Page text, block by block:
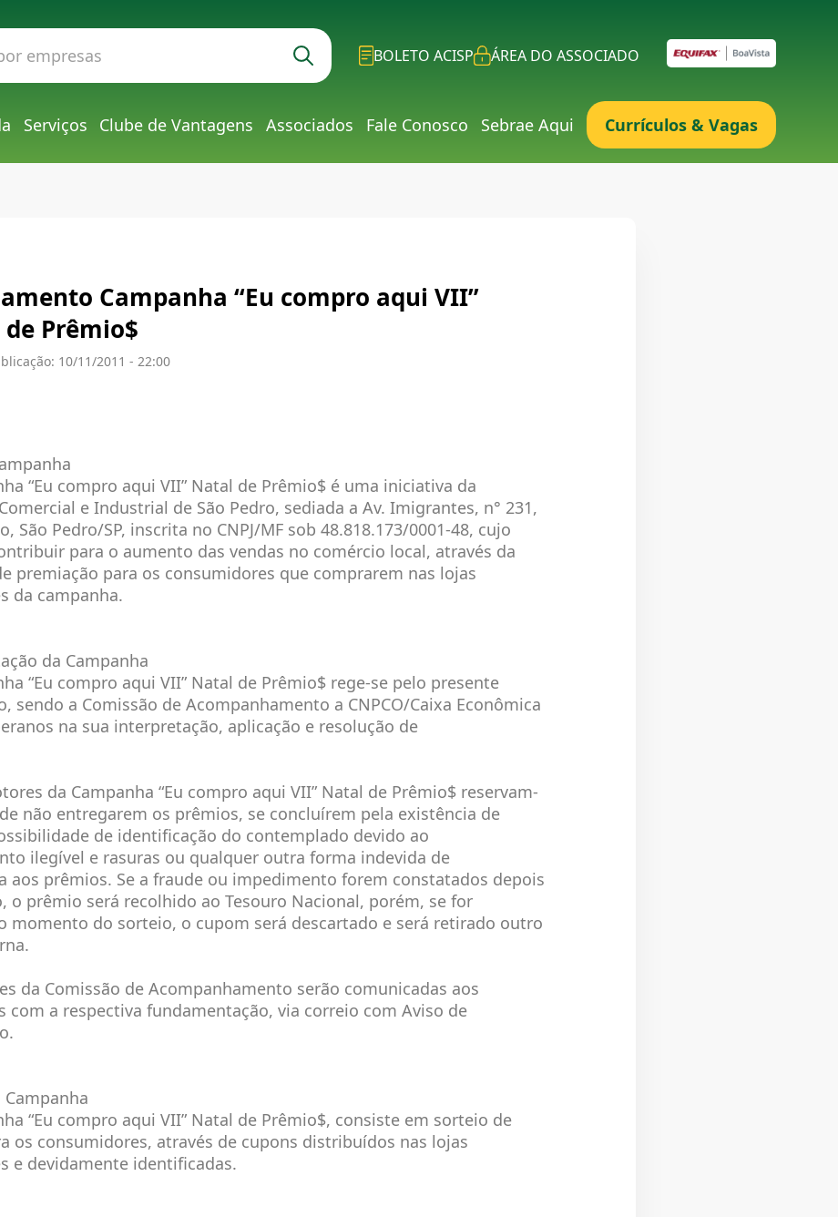
BOLETO ACISP ÁREA DO ASSOCIADO
Serviços Clube de Vantagens Associados Fale Conosco Sebrae Aqui Currículos & Vagas
Campanha “Eu compro aqui VII”
Prêmio$
10/11/2011 - 22:00
“Eu compro aqui VII” Natal de Prêmio$ é uma iniciativa da
e Industrial de São Pedro, sediada a Av. Imigrantes, n° 231,
São Pedro/SP, inscrita no CNPJ/MF sob 48.818.173/0001-48, cujo
para o aumento das vendas no comércio local, através da
premiação para os consumidores que comprarem nas lojas
da campanha.
da Campanha
“Eu compro aqui VII” Natal de Prêmio$ rege-se pelo presente
sendo a Comissão de Acompanhamento a CNPCO/Caixa Econômica
na sua interpretação, aplicação e resolução de
da Campanha “Eu compro aqui VII” Natal de Prêmio$ reservam-
não entregarem os prêmios, se concluírem pela existência de
de identificação do contemplado devido ao
ilegível e rasuras ou qualquer outra forma indevida de
aos prêmios. Se a fraude ou impedimento forem constatados depois
o prêmio será recolhido ao Tesouro Nacional, porém, se for
momento do sorteio, o cupom será descartado e será retirado outro
da Comissão de Acompanhamento serão comunicadas aos
com a respectiva fundamentação, via correio com Aviso de
“Eu compro aqui VII” Natal de Prêmio$, consiste em sorteio de
os consumidores, através de cupons distribuídos nas lojas
e devidamente identificadas.